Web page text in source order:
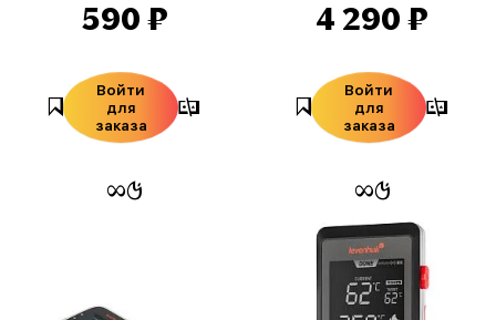
590 ₽
Войти
для
заказа
4 290 ₽
Войти
для
заказа